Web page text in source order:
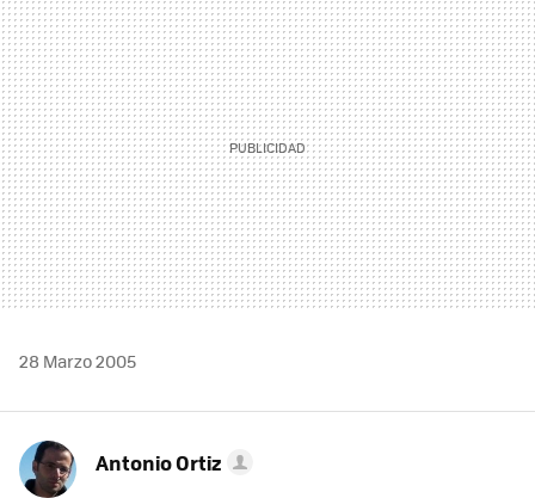
MAIL
28 Marzo 2005
Antonio Ortiz